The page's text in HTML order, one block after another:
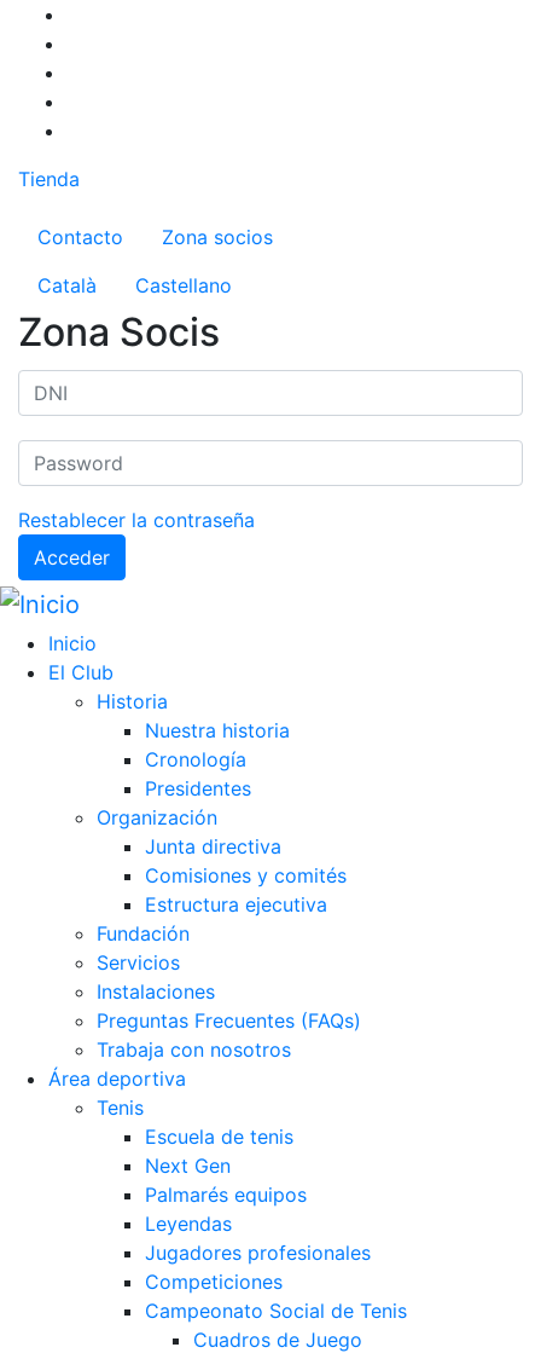
Pasar
contenido
principal
Tienda
Menú del compte d'usuari
Contacto
Zona socios
Català
Castellano
Zona Socis
Restablecer la contraseña
Acceder
Inicio
El Club
Historia
Nuestra historia
Cronología
Presidentes
Organización
Junta directiva
Comisiones y comités
Estructura ejecutiva
Fundación
Servicios
Instalaciones
Preguntas Frecuentes (FAQs)
Trabaja con nosotros
Área deportiva
Tenis
Escuela de tenis
Next Gen
Palmarés equipos
Leyendas
Jugadores profesionales
Competiciones
Campeonato Social de Tenis
Cuadros de Juego